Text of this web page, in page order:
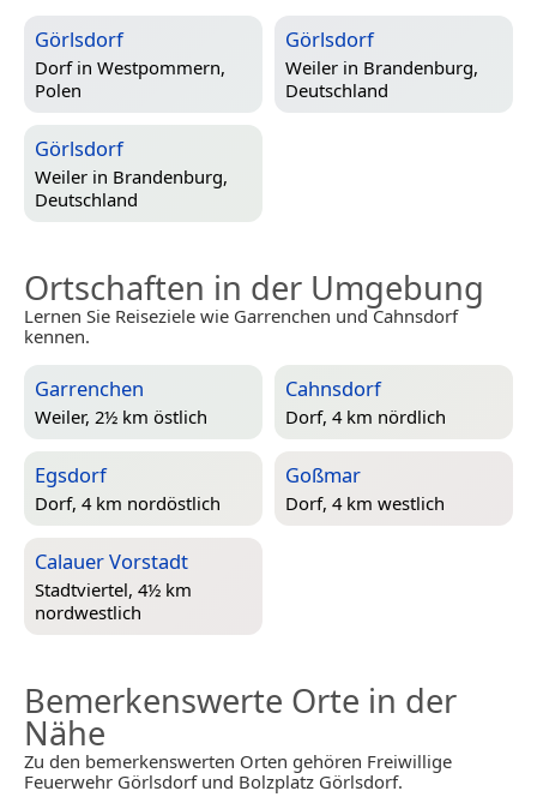
Görlsdorf
Dorf in Westpommern,
Polen
Görlsdorf
Weiler in Brandenburg,
Deutschland
Görlsdorf
Weiler in Brandenburg,
Deutschland
Ortschaften in der Umgebung
Lernen Sie Reiseziele wie Garrenchen und Cahnsdorf
kennen.
Garrenchen
Weiler, 2½ km östlich
Cahnsdorf
Dorf, 4 km nördlich
Egsdorf
Dorf, 4 km nordöstlich
Goßmar
Dorf, 4 km westlich
Calauer Vorstadt
Stadtviertel, 4½ km
nordwestlich
Bemerkenswerte Orte in der
Nähe
Zu den bemerkenswerten Orten gehören Freiwillige
Feuerwehr Görlsdorf und Bolzplatz Görlsdorf.